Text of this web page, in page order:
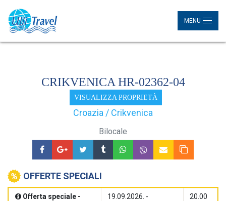
MENU
CRIKVENICA HR-02362-04
VISUALIZZA PROPRIETÀ
Croazia / Crikvenica
Bilocale
OFFERTE SPECIALI
Offerta speciale -
19.09.2026. -
20.00